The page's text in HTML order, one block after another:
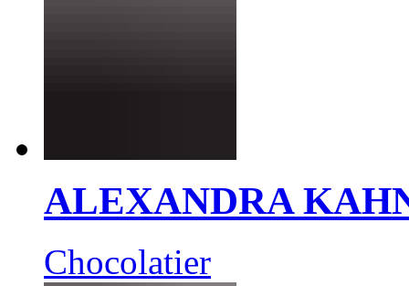
ALEXANDRA
Chocolatier